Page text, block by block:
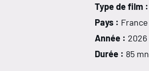
Type de film :
Pays : France
Année : 2026
Durée : 85 mn